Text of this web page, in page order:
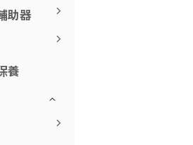
助器
養